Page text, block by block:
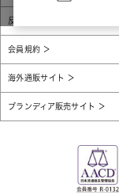
反社会的勢力に対する基本方針
会員規約
海外通販サイト
ブランディア販売サイト